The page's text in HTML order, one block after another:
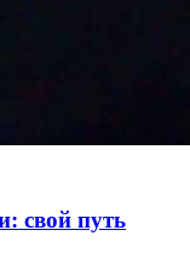
свой путь